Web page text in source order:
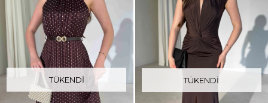
TÜKENDI TÜKENDI